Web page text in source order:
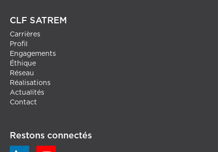
CLF SATREM
Carrières
Profil
Engagements
Éthique
Réseau
Réalisations
Actualités
Contact
Restons connectés